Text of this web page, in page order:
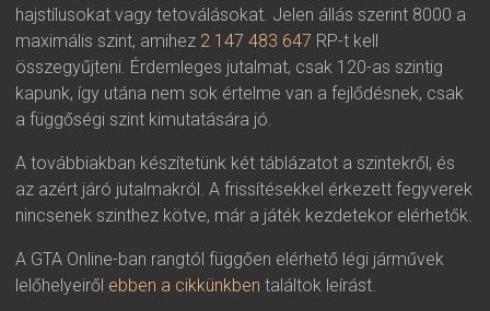
hajstílusokat vagy tetoválásokat. Jelen állás szerint 8000 a
maximális szint, amihez 2 147 483 647 RP-t kell
összegyűjteni. Érdemleges jutalmat, csak 120-as szintig
kapunk, így utána nem sok értelme van a fejlődésnek, csak
a függőségi szint kimutatására jó.
A továbbiakban készítetünk két táblázatot a szintekről, és
az azért járó jutalmakról. A frissítésekkel érkezett fegyverek
nincsenek szinthez kötve, már a játék kezdetekor elérhetők.
A GTA Online-ban rangtól függően elérhető légi járművek
lelőhelyeiről ebben a cikkünkben találtok leírást.